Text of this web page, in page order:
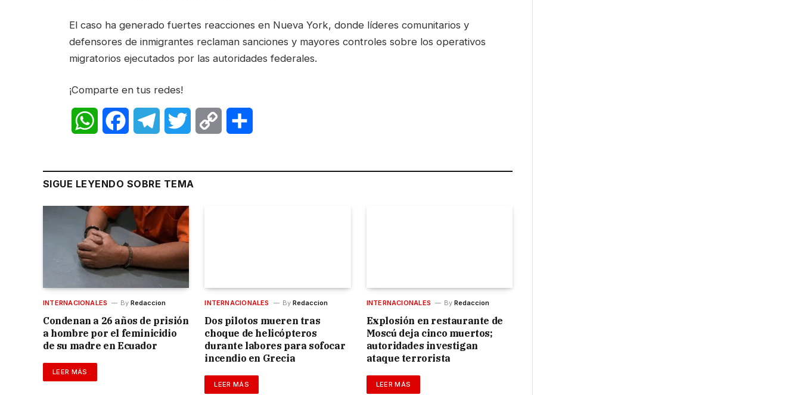
El caso ha generado fuertes reacciones en Nueva York, donde líderes comunitarios y
defensores de inmigrantes reclaman sanciones y mayores controles sobre los operativos
migratorios ejecutados por las autoridades federales.
¡Comparte en tus redes!
WhatsAppFacebookTelegramTwitter Copy
SIGUE LEYENDO SOBRE TEMA
INTERNACIONALES By Redaccion
Condenan a 26 años de prisión
a hombre por el feminicidio
de su madre en Ecuador
LEER MÁS
INTERNACIONALES By Redaccion
Dos pilotos mueren tras
choque de helicópteros
durante labores para sofocar
incendio en Grecia
LEER MÁS
INTERNACIONALES By Redaccion
Explosión en restaurante de
Moscú deja cinco muertos;
autoridades investigan
ataque terrorista
LEER MÁS